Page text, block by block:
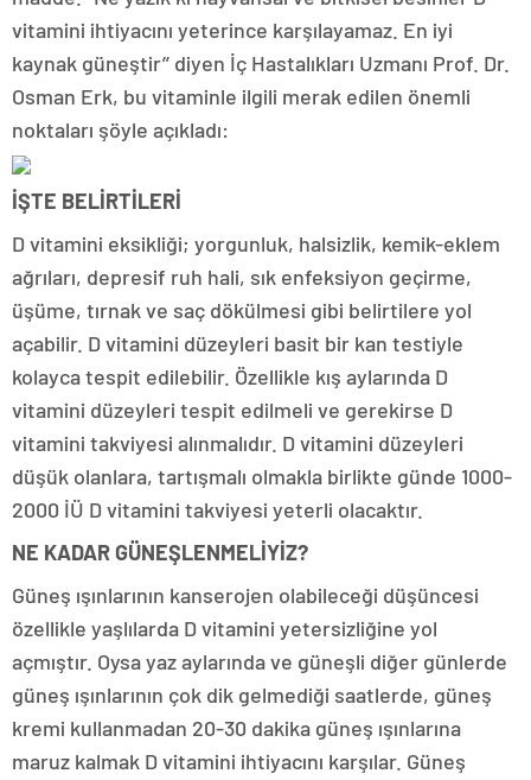
vitamini ihtiyacını yeterince karşılayamaz. En iyi
kaynak güneştir’’ diyen İç Hastalıkları Uzmanı Prof. Dr.
Osman Erk, bu vitaminle ilgili merak edilen önemli
noktaları şöyle açıkladı:
İŞTE BELİRTİLERİ
D vitamini eksikliği; yorgunluk, halsizlik, kemik-eklem
ağrıları, depresif ruh hali, sık enfeksiyon geçirme,
üşüme, tırnak ve saç dökülmesi gibi belirtilere yol
açabilir. D vitamini düzeyleri basit bir kan testiyle
kolayca tespit edilebilir. Özellikle kış aylarında D
vitamini düzeyleri tespit edilmeli ve gerekirse D
vitamini takviyesi alınmalıdır. D vitamini düzeyleri
düşük olanlara, tartışmalı olmakla birlikte günde 1000-
2000 İÜ D vitamini takviyesi yeterli olacaktır.
NE KADAR GÜNEŞLENMELİYİZ?
Güneş ışınlarının kanserojen olabileceği düşüncesi
özellikle yaşlılarda D vitamini yetersizliğine yol
açmıştır. Oysa yaz aylarında ve güneşli diğer günlerde
güneş ışınlarının çok dik gelmediği saatlerde, güneş
kremi kullanmadan 20-30 dakika güneş ışınlarına
maruz kalmak D vitamini ihtiyacını karşılar. Güneş